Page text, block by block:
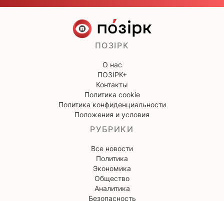
ПОЗІРК
О нас
ПОЗІРК+
Контакты
Политика cookie
Политика конфиденциальности
Положения и условия
РУБРИКИ
Все новости
Политика
Экономика
Общество
Аналитика
Безопасность